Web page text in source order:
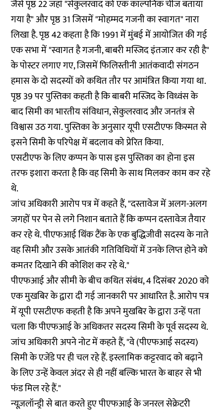
जैसे पृष्ठ 22 जहां "सेकुलरवाद को एक काल्पनिक चीज बताया
गया है" और पृष्ठ 31 जिसमें "मोहम्मद गजनी का स्वागत" नारा
लिखा है. पृष्ठ 42 कहता है कि 1991 में मुंबई में आयोजित की गई
एक सभा में "स्वागत है गजनी, बाबरी मस्जिद इंतजार कर रही है"
के पोस्टर लगाए गए, जिसमें फिलिस्तीनी आतंकवादी संगठन
हमास के दो सदस्यों को कथित तौर पर आमंत्रित किया गया था.
पृष्ठ 39 पर पुस्तिका कहती है कि बाबरी मस्जिद के विध्वंस के
बाद सिमी का भारतीय संविधान, सेकुलरवाद और जनतंत्र से
विश्वास उठ गया. पुस्तिका के अनुसार यूपी एसटीएफ किस्मत से
इसने सिमी के परिपेक्ष में बदलाव को प्रेरित किया.
एसटीएफ के लिए कप्पन के पास इस पुस्तिका का होना इस
तरफ इशारा करता है कि वह सिमी के साथ मिलकर काम कर रहे
थे.
जांच अधिकारी आरोप पत्र में कहते हैं, "दस्तावेज में अलग-अलग
जगहों पर पेन से लगे निशान बताते हैं कि कप्पन दस्तावेज तैयार
कर रहे थे. पीएफआई थिंक टैंक के एक बुद्धिजीवी सदस्य के नाते
वह सिमी और उसके आतंकी गतिविधियों में उनके लिप्त होने को
कमतर दिखाने की कोशिश कर रहे थे."
पीएफआई और सीमी के बीच कथित संबंध, 4 दिसंबर 2020 को
एक मुखबिर के द्वारा दी गई जानकारी पर आधारित है. आरोप पत्र
में यूपी एसटीएफ कहती है कि अपने मुखबिर के द्वारा उन्हें पता
चला कि पीएफआई के अधिकतर सदस्य सिमी के पूर्व सदस्य थे.
जांच अधिकारी अपने नोट में कहते हैं, "वे (पीएफआई सदस्य)
सिमी के एजेंडे पर ही चल रहे हैं. इस्लामिक कट्टरवाद को बढ़ाने
के लिए उन्हें केवल अंदर से ही नहीं बल्कि भारत के बाहर से भी
फंड मिल रहे हैं."
न्यूज़लॉन्ड्री से बात करते हुए पीएफआई के जनरल सेक्रेटरी